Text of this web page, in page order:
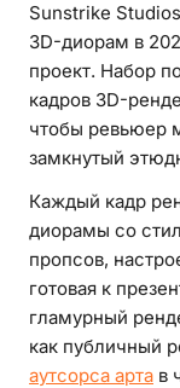
ИГРОВАЯ
ФОНЫ И
ИГРОВОЙ
Sunstrike
3D-диорам в
проект. Набор
кадров 3D-
чтобы ревьюер
замкнутый
Каждый кадр
диорамы со
пропсов,
готовая к
гламурный
как публичный
аутсорса арта в